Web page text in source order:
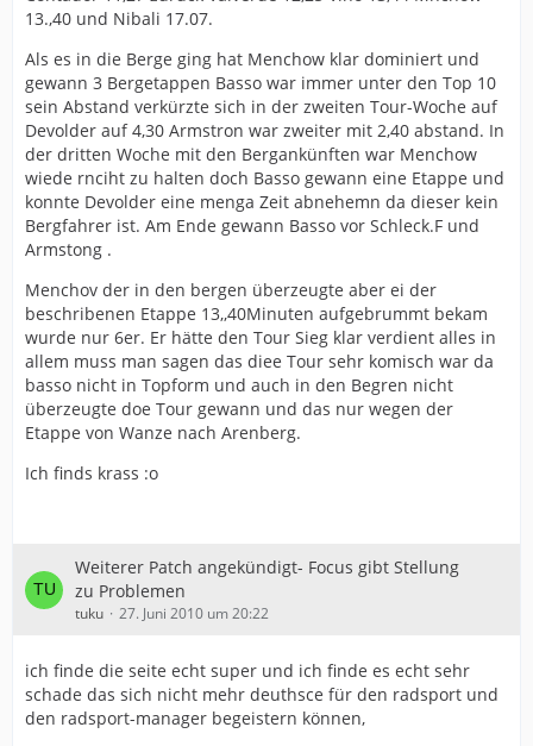
13.,40 und Nibali 17.07.
Als es in die Berge ging hat Menchow klar dominiert und
gewann 3 Bergetappen Basso war immer unter den Top 10
sein Abstand verkürzte sich in der zweiten Tour-Woche auf
Devolder auf 4,30 Armstron war zweiter mit 2,40 abstand. In
der dritten Woche mit den Bergankünften war Menchow
wiede rnciht zu halten doch Basso gewann eine Etappe und
konnte Devolder eine menga Zeit abnehemn da dieser kein
Bergfahrer ist. Am Ende gewann Basso vor Schleck.F und
Armstong .
Menchov der in den bergen überzeugte aber ei der
beschribenen Etappe 13,,40Minuten aufgebrummt bekam
wurde nur 6er. Er hätte den Tour Sieg klar verdient alles in
allem muss man sagen das diee Tour sehr komisch war da
basso nicht in Topform und auch in den Begren nicht
überzeugte doe Tour gewann und das nur wegen der
Etappe von Wanze nach Arenberg.
Ich finds krass :o
Weiterer Patch angekündigt- Focus gibt Stellung
zu Problemen
tuku 27. Juni 2010 um 20:22
ich finde die seite echt super und ich finde es echt sehr
schade das sich nicht mehr deuthsce für den radsport und
den radsport-manager begeistern können,